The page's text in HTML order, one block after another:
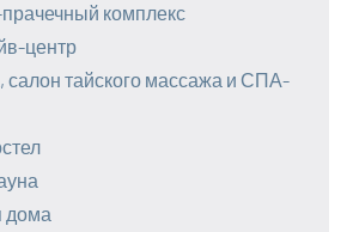
комплекс
центр
салон тайского массажа и СПА-
дома